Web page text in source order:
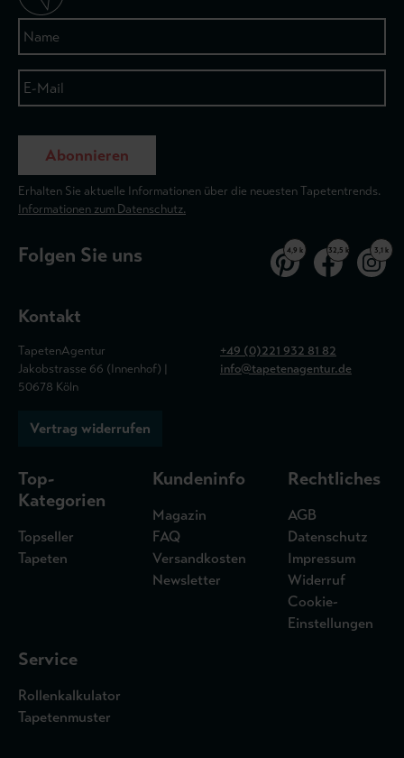
Abonnieren
Erhalten Sie aktuelle Informationen über die neuesten Tapetentrends.
Informationen zum Datenschutz.
Folgen Sie uns 4,9 k 32,5 k 3,1 k
Kontakt
TapetenAgentur
Jakobstrasse 66 (Innenhof) |
50678 Köln
+49 (0)221 932 81 82
info@tapetenagentur.de
Vertrag widerrufen
Top-
Kategorien
Topseller
Tapeten
Kundeninfo
Magazin
FAQ
Versandkosten
Newsletter
Rechtliches
AGB
Datenschutz
Impressum
Widerruf
Cookie-
Einstellungen
Service
Rollenkalkulator
Tapetenmuster